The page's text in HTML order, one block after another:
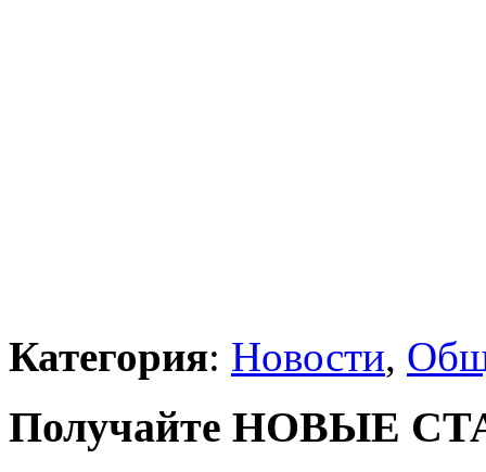
Категория: Новости,
Получайте НОВЫЕ